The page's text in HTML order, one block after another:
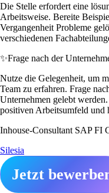
Die Stelle erfordert eine
Arbeitsweise. Bereite
Vergangenheit Probleme
verschiedenen
✨Frage nach der
Nutze die Gelegenheit, um
Team zu erfahren. Frage
Unternehmen gelebt
positiven Arbeitsumfeld und
Inhouse-Consultant SAP FI
Silesia
Jetzt